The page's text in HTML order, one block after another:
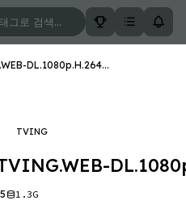
DL.1080p.H.264...
TVING
1.3G